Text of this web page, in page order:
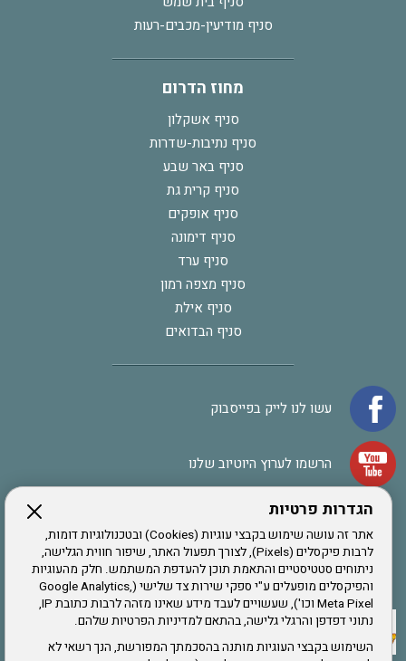
הגדרות פרטיות
אתר זה עושה שימוש בקבצי עוגיות (Cookies) ובטכנולוגיות דומות,
לרבות פיקסלים (Pixels), לצורך תפעול האתר, שיפור חווית הגלישה,
ניתוחים סטטיסטיים והתאמת תוכן להעדפת המשתמש. חלק מהעוגיות
והפיקסלים מופעלים ע"י ספקי שירות צד שלישי (Google Analytics,
Meta Pixel וכו'), שעשויים לעבד מידע שאינו מזהה לרבות כתובת IP,
נתוני דפדפן והרגלי גלישה, בהתאם למדיניות הפרטיות שלהם.
השימוש בקבצי העוגיות מותנה בהסכמתך המפורשת, הנך רשאי לא
סניף מודיעין-מכבים-רעות
מחוז הדרום
סניף אשקלון
סניף נתיבות-שדרות
סניף באר שבע
סניף קרית גת
סניף אופקים
סניף דימונה
סניף ערד
סניף מצפה רמון
סניף אילת
סניף הבדואים
עשו לנו לייק בפייסבוק
הרשמו לערוץ היוטיוב שלנו
אתר צה"ל
תקנון האתר